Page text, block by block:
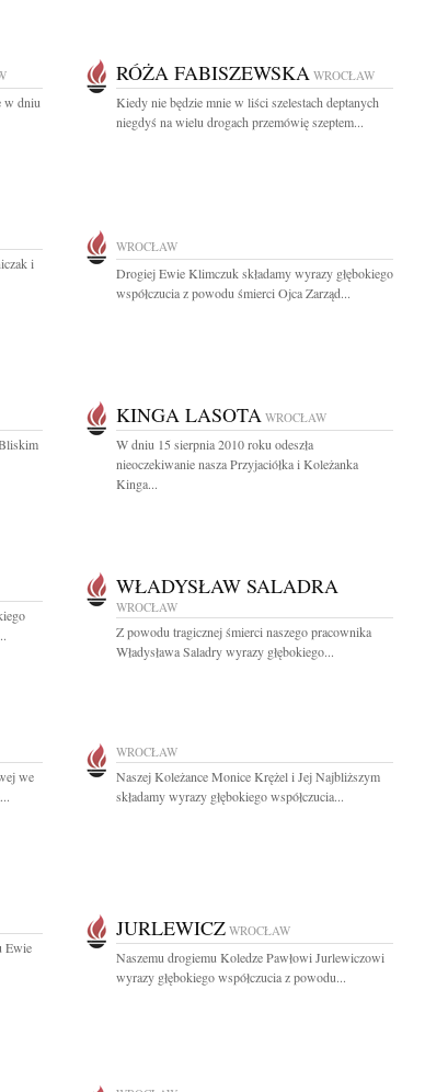
w dniu
RÓŻA FABISZEWSKA WROCŁAW
Kiedy nie będzie mnie w liści szelestach deptanych
niegdyś na wielu drogach przemówię szeptem...
i
WROCŁAW
Drogiej Ewie Klimczuk składamy wyrazy głębokiego
współczucia z powodu śmierci Ojca Zarząd...
KINGA LASOTA WROCŁAW
W dniu 15 sierpnia 2010 roku odeszła
nieoczekiwanie nasza Przyjaciółka i Koleżanka
Kinga...
WŁADYSŁAW SALADRA
WROCŁAW
Z powodu tragicznej śmierci naszego pracownika
Władysława Saladry wyrazy głębokiego...
we
WROCŁAW
Naszej Koleżance Monice Krężel i Jej Najbliższym
składamy wyrazy głębokiego współczucia...
Ewie
JURLEWICZ WROCŁAW
Naszemu drogiemu Koledze Pawłowi Jurlewiczowi
wyrazy głębokiego współczucia z powodu...